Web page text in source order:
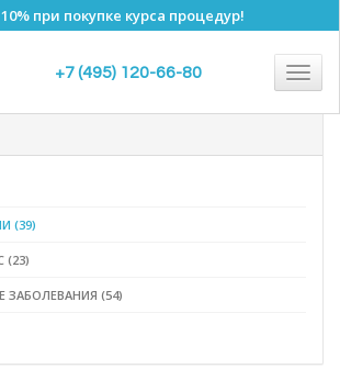
при покупке курса процедур!
+7 (495) 120-66-80
(39)
(23)
ЗАБОЛЕВАНИЯ (54)